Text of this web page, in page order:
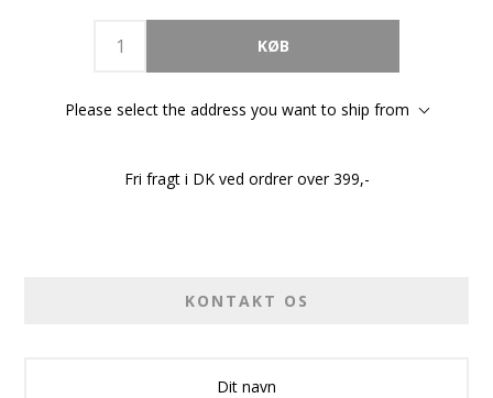
Please select the address you want to ship from
Fri fragt i DK ved ordrer over 399,-
KONTAKT OS
Dit navn